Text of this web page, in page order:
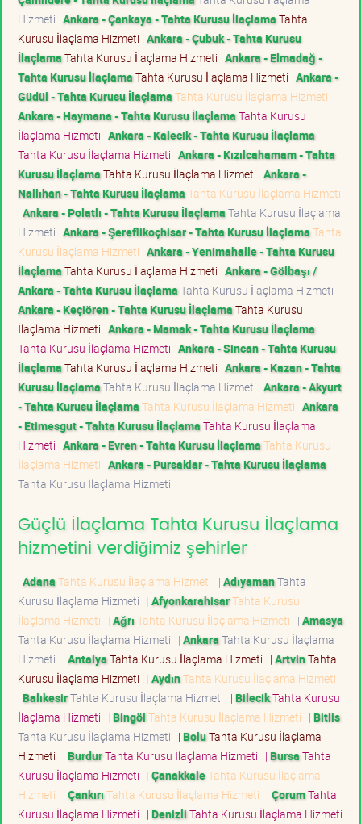
Hizmeti Ankara - Çankaya - Tahta Kurusu İlaçlamaTahta
Kurusu İlaçlama Hizmeti Ankara - Çubuk - Tahta Kurusu
İlaçlamaTahta Kurusu İlaçlama Hizmeti Ankara - Elmadağ -
Tahta Kurusu İlaçlamaTahta Kurusu İlaçlama Hizmeti Ankara -
Güdül - Tahta Kurusu İlaçlamaTahta Kurusu İlaçlama Hizmeti
Ankara - Haymana - Tahta Kurusu İlaçlamaTahta Kurusu
İlaçlama Hizmeti Ankara - Kalecik - Tahta Kurusu İlaçlama
Tahta Kurusu İlaçlama Hizmeti Ankara - Kızılcahamam - Tahta
Kurusu İlaçlamaTahta Kurusu İlaçlama Hizmeti Ankara -
Nallıhan - Tahta Kurusu İlaçlamaTahta Kurusu İlaçlama Hizmeti
Ankara - Polatlı - Tahta Kurusu İlaçlamaTahta Kurusu İlaçlama
Hizmeti Ankara - Şereflikoçhisar - Tahta Kurusu İlaçlamaTahta
Kurusu İlaçlama Hizmeti Ankara - Yenimahalle - Tahta Kurusu
İlaçlamaTahta Kurusu İlaçlama Hizmeti Ankara - Gölbaşı /
Ankara - Tahta Kurusu İlaçlamaTahta Kurusu İlaçlama Hizmeti
Ankara - Keçiören - Tahta Kurusu İlaçlamaTahta Kurusu
İlaçlama Hizmeti Ankara - Mamak - Tahta Kurusu İlaçlama
Tahta Kurusu İlaçlama Hizmeti Ankara - Sincan - Tahta Kurusu
İlaçlamaTahta Kurusu İlaçlama Hizmeti Ankara - Kazan - Tahta
Kurusu İlaçlamaTahta Kurusu İlaçlama Hizmeti Ankara - Akyurt
- Tahta Kurusu İlaçlamaTahta Kurusu İlaçlama Hizmeti Ankara
- Etimesgut - Tahta Kurusu İlaçlamaTahta Kurusu İlaçlama
Hizmeti Ankara - Evren - Tahta Kurusu İlaçlamaTahta Kurusu
İlaçlama Hizmeti Ankara - Pursaklar - Tahta Kurusu İlaçlama
Tahta Kurusu İlaçlama Hizmeti
Güçlü İlaçlama Tahta Kurusu İlaçlama
hizmetini verdiğimiz şehirler
| AdanaTahta Kurusu İlaçlama Hizmeti | AdıyamanTahta
Kurusu İlaçlama Hizmeti | AfyonkarahisarTahta Kurusu
İlaçlama Hizmeti | AğrıTahta Kurusu İlaçlama Hizmeti | Amasya
Tahta Kurusu İlaçlama Hizmeti | AnkaraTahta Kurusu İlaçlama
Hizmeti | AntalyaTahta Kurusu İlaçlama Hizmeti | ArtvinTahta
Kurusu İlaçlama Hizmeti | AydınTahta Kurusu İlaçlama Hizmeti
| BalıkesirTahta Kurusu İlaçlama Hizmeti | BilecikTahta Kurusu
İlaçlama Hizmeti | BingölTahta Kurusu İlaçlama Hizmeti | Bitlis
Tahta Kurusu İlaçlama Hizmeti | BoluTahta Kurusu İlaçlama
Hizmeti | BurdurTahta Kurusu İlaçlama Hizmeti | BursaTahta
Kurusu İlaçlama Hizmeti | ÇanakkaleTahta Kurusu İlaçlama
Hizmeti | ÇankırıTahta Kurusu İlaçlama Hizmeti | ÇorumTahta
Kurusu İlaçlama Hizmeti | DenizliTahta Kurusu İlaçlama Hizmeti